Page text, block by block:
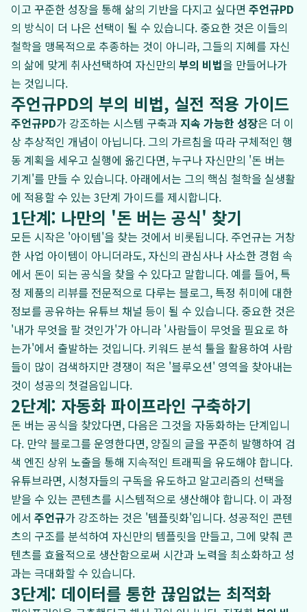
이고 꾸준한 성장을 통해 삶의 기반을 다지고 싶다면 주언규PD
의 방식이 더 나은 선택이 될 수 있습니다. 중요한 것은 이들의
철학을 맹목적으로 추종하는 것이 아니라, 그들의 지혜를 자신
의 삶에 맞게 취사선택하여 자신만의 부의 비법을 만들어나가
는 것입니다.
주언규PD의 부의 비법, 실전 적용 가이드
주언규PD가 강조하는 시스템 구축과 지속 가능한 성장은 더 이
상 추상적인 개념이 아닙니다. 그의 가르침을 따라 구체적인 행
동 계획을 세우고 실행에 옮긴다면, 누구나 자신만의 '돈 버는
기계'를 만들 수 있습니다. 아래에서는 그의 핵심 철학을 실생활
에 적용할 수 있는 3단계 가이드를 제시합니다.
1단계: 나만의 '돈 버는 공식' 찾기
모든 시작은 '아이템'을 찾는 것에서 비롯됩니다. 주언규는 거창
한 사업 아이템이 아니더라도, 자신의 관심사나 사소한 경험 속
에서 돈이 되는 공식을 찾을 수 있다고 말합니다. 예를 들어, 특
정 제품의 리뷰를 전문적으로 다루는 블로그, 특정 취미에 대한
정보를 공유하는 유튜브 채널 등이 될 수 있습니다. 중요한 것은
'내가 무엇을 팔 것인가'가 아니라 '사람들이 무엇을 필요로 하
는가'에서 출발하는 것입니다. 키워드 분석 툴을 활용하여 사람
들이 많이 검색하지만 경쟁이 적은 '블루오션' 영역을 찾아내는
것이 성공의 첫걸음입니다.
2단계: 자동화 파이프라인 구축하기
돈 버는 공식을 찾았다면, 다음은 그것을 자동화하는 단계입니
다. 만약 블로그를 운영한다면, 양질의 글을 꾸준히 발행하여 검
색 엔진 상위 노출을 통해 지속적인 트래픽을 유도해야 합니다.
유튜브라면, 시청자들의 구독을 유도하고 알고리즘의 선택을
받을 수 있는 콘텐츠를 시스템적으로 생산해야 합니다. 이 과정
에서 주언규가 강조하는 것은 '템플릿화'입니다. 성공적인 콘텐
츠의 구조를 분석하여 자신만의 템플릿을 만들고, 그에 맞춰 콘
텐츠를 효율적으로 생산함으로써 시간과 노력을 최소화하고 성
과는 극대화할 수 있습니다.
3단계: 데이터를 통한 끊임없는 최적화